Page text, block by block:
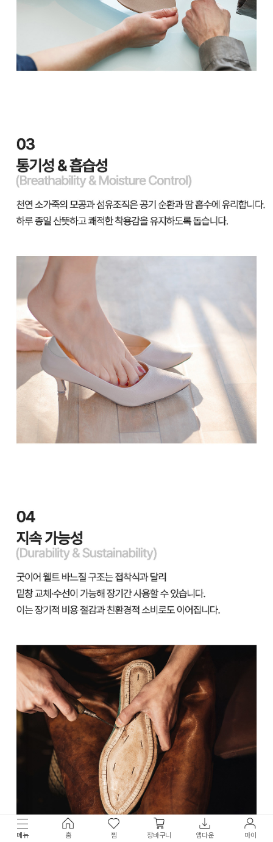
메뉴 홈 찜 장바구니 앱다운 마이